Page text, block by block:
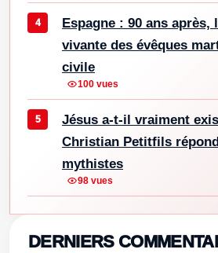
Espagne : 90 ans après,
vivante des évêques
civile
100 vues
Jésus a-t-il vraiment
Christian Petitfils
mythistes
98 vues
DERNIERS